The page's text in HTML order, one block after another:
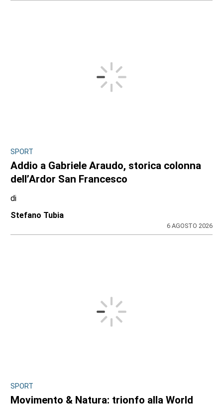
SPORT
Addio a Gabriele Araudo, storica colonna
dell’Ardor San Francesco
di
Stefano Tubia
6 AGOSTO 2026
SPORT
Movimento & Natura: trionfo alla World